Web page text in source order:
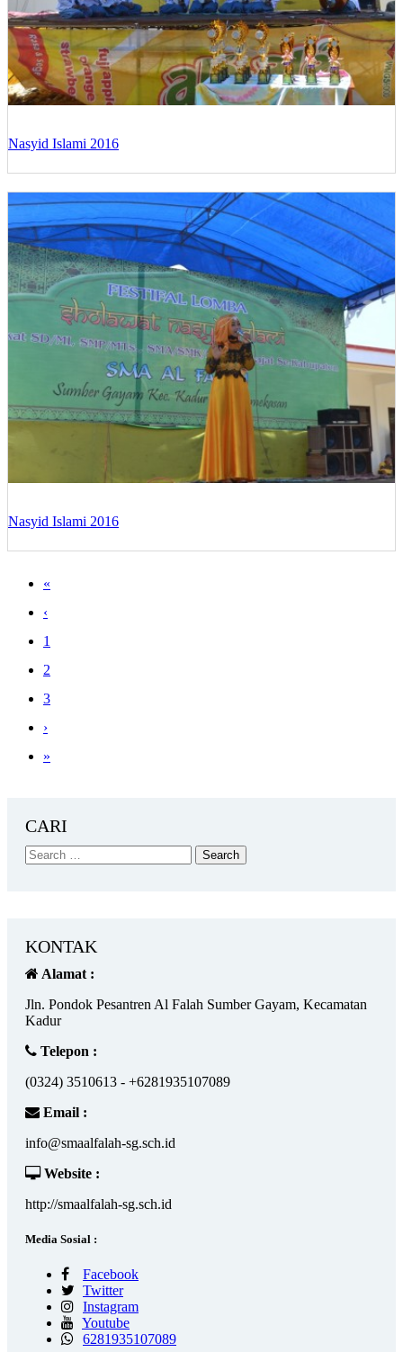
Nasyid Islami 2016
Nasyid Islami 2016
«
‹
1
2
3
›
»
CARI
KONTAK
Alamat :
Jln. Pondok Pesantren Al Falah Sumber Gayam, Kecamatan
Kadur
Telepon :
(0324) 3510613 - +6281935107089
Email :
info@smaalfalah-sg.sch.id
Website :
http://smaalfalah-sg.sch.id
Media Sosial :
Facebook
Twitter
Instagram
Youtube
6281935107089